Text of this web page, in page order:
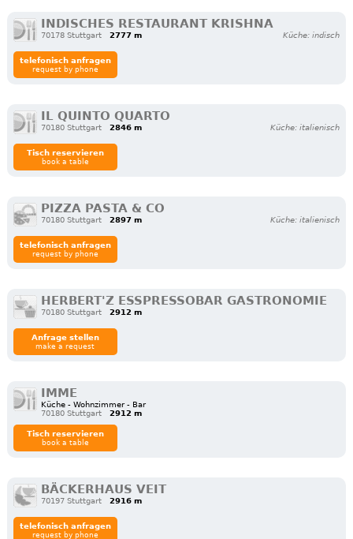
INDISCHES RESTAURANT KRISHNA
70178 Stuttgart 2777 m Küche: indisch
telefonisch anfragen
request by phone
IL QUINTO QUARTO
70180 Stuttgart 2846 m Küche: italienisch
Tisch reservieren
book a table
PIZZA PASTA & CO
70180 Stuttgart 2897 m Küche: italienisch
telefonisch anfragen
request by phone
HERBERT'Z ESSPRESSOBAR GASTRONOMIE
70180 Stuttgart 2912 m
Anfrage stellen
make a request
IMME
Küche - Wohnzimmer - Bar
70180 Stuttgart
2912 m
Tisch reservieren
book a table
BÄCKERHAUS VEIT
70197 Stuttgart 2916 m
telefonisch anfragen
request by phone